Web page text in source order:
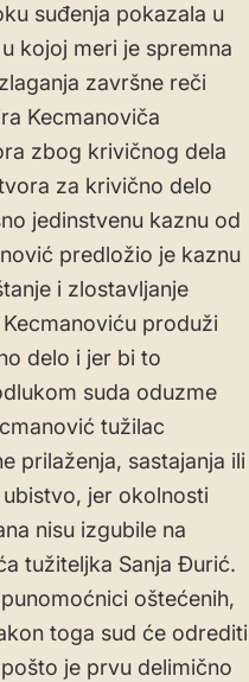
suđenja pokazala u
kojoj meri je spremna
završne reči
Kecmanoviča
zbog krivičnog dela
za krivično delo
jedinstvenu kaznu od
predložio je kaznu
i zlostavljanje
produži
delo i jer bi to
suda oduzme
tužilac
prilaženja, sastajanja ili
jer okolnosti
nisu izgubile na
tužiteljka Sanja Đurić.
oštećenih,
toga sud će odrediti
je prvu delimično